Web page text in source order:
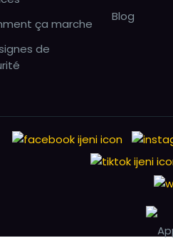
ça marche
de
Blog